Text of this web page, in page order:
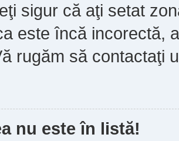
sigur că aţi setat
este încă incorectă,
rugăm să contactaţi
nu este în listă!